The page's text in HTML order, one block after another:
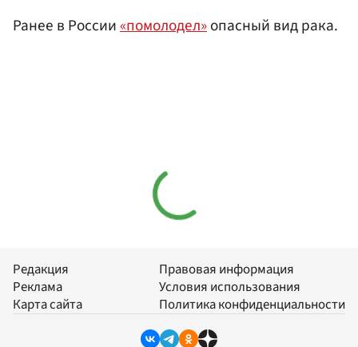
Ранее в России«помолодел»опасный вид рака.
Редакция
Реклама
Карта сайта
Правовая информация
Условия использования
Политика конфиденциальности